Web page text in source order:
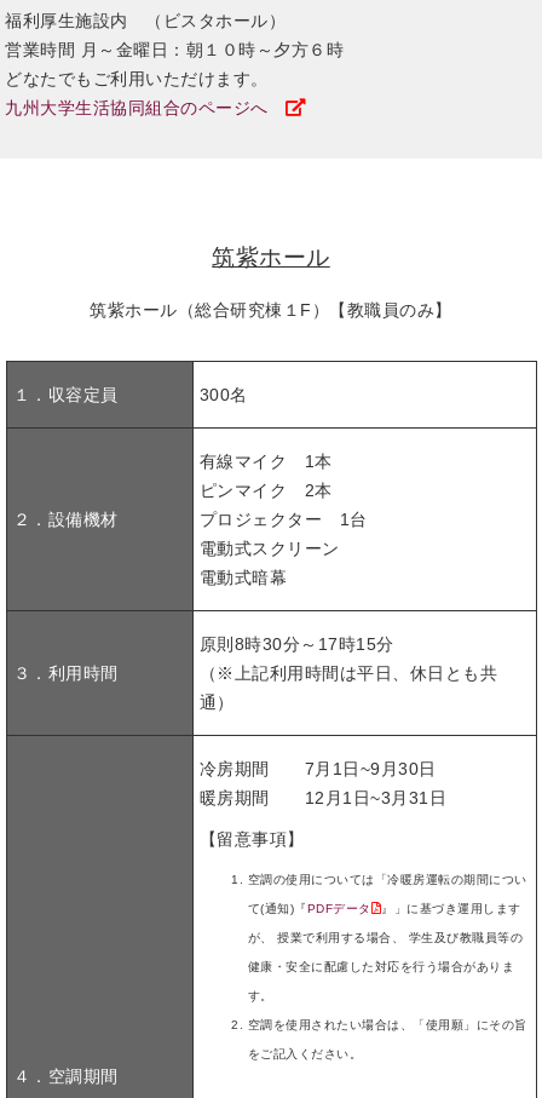
福利厚生施設内 （ビスタホール）
営業時間 月～金曜日：朝１０時～夕方６時
どなたでもご利用いただけます。
九州大学生活協同組合のページへ
筑紫ホール
筑紫ホール（総合研究棟１F）【教職員のみ】
１．収容定員 300名
２．設備機材
有線マイク 1本
ピンマイク 2本
プロジェクター 1台
電動式スクリーン
電動式暗幕
３．利用時間
原則8時30分～17時15分
（※上記利用時間は平日、休日とも共
通）
４．空調期間
冷房期間 7月1日~9月30日
暖房期間 12月1日~3月31日
【留意事項】
空調の使用については「冷暖房運転の期間につい
て(通知)『PDFデータ 』」に基づき運用します
が、 授業で利用する場合、 学生及び教職員等の
健康・安全に配慮した対応を行う場合がありま
す。
空調を使用されたい場合は、「使用願」にその旨
をご記入ください。